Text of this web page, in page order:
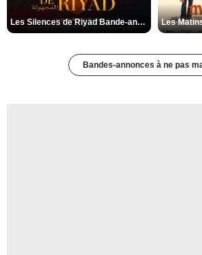
Les Silences de Riyad Bande-annonce VO STFR
Bandes-annonces à ne pas